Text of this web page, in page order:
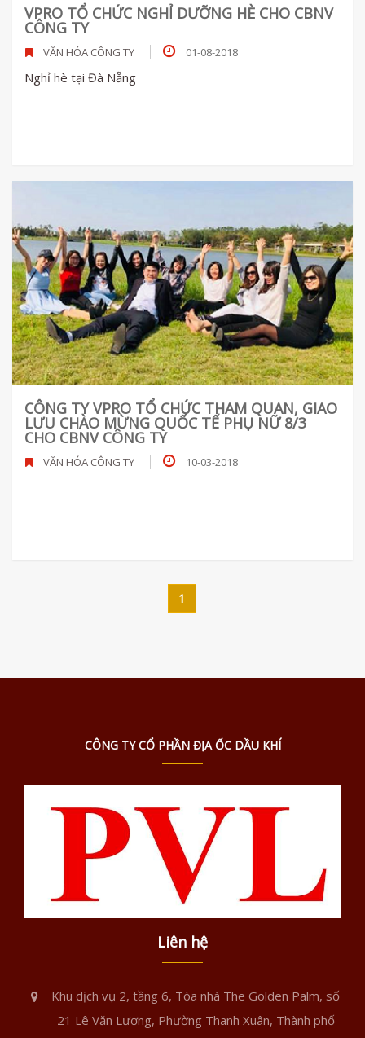
VPRO TỔ CHỨC NGHỈ DƯỠNG HÈ CHO CBNV
CÔNG TY
VĂN HÓA CÔNG TY 01-08-2018
Nghỉ hè tại Đà Nẵng
CÔNG TY VPRO TỔ CHỨC THAM QUAN, GIAO
LƯU CHÀO MỪNG QUỐC TẾ PHỤ NỮ 8/3
CHO CBNV CÔNG TY
VĂN HÓA CÔNG TY 10-03-2018
1
CÔNG TY CỔ PHẦN ĐỊA ỐC DẦU KHÍ
Liên hệ
Khu dịch vụ 2, tầng 6, Tòa nhà The Golden Palm, số
21 Lê Văn Lương, Phường Thanh Xuân, Thành phố